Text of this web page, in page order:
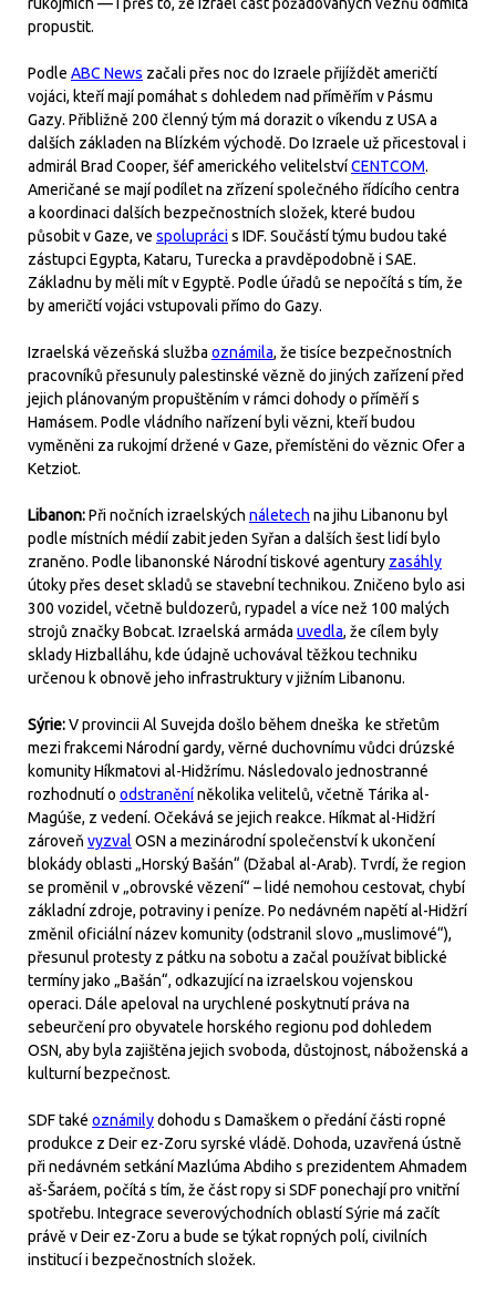
propustit.
Podle ABC News začali přes noc do Izraele přijíždět američtí
vojáci, kteří mají pomáhat s dohledem nad příměřím v Pásmu
Gazy. Přibližně 200 členný tým má dorazit o víkendu z USA a
dalších základen na Blízkém východě. Do Izraele už přicestoval i
admirál Brad Cooper, šéf amerického velitelstvíCENTCOM.
Američané se mají podílet na zřízení společného řídícího centra
a koordinaci dalších bezpečnostních složek, které budou
působit v Gaze, ve spoluprácis IDF. Součástí týmu budou také
zástupci Egypta, Kataru, Turecka a pravděpodobně i SAE.
Základnu by měli mít v Egyptě. Podle úřadů se nepočítá s tím, že
by američtí vojáci vstupovali přímo do Gazy.
Izraelská vězeňská služba oznámila, že tisíce bezpečnostních
pracovníků přesunuly palestinské vězně do jiných zařízení před
jejich plánovaným propuštěním v rámci dohody o příměří s
Hamásem. Podle vládního nařízení byli vězni, kteří budou
vyměněni za rukojmí držené v Gaze, přemístěni do věznic Ofer a
Ketziot.
Libanon:Při nočních izraelských náletech na jihu Libanonu byl
podle místních médií zabit jeden Syřan a dalších šest lidí bylo
zraněno. Podle libanonské Národní tiskové agentury zasáhly
útoky přes deset skladů se stavební technikou. Zničeno bylo asi
300 vozidel, včetně buldozerů, rypadel a více než 100 malých
strojů značky Bobcat. Izraelská armáda uvedla, že cílem byly
sklady Hizballáhu, kde údajně uchovával těžkou techniku
určenou k obnově jeho infrastruktury v jižním Libanonu.
Sýrie:V provincii Al Suvejda došlo během dneška ke střetům
mezi frakcemi Národní gardy, věrné duchovnímu vůdci drúzské
komunity Híkmatovi al-Hidžrímu. Následovalo jednostranné
rozhodnutí o odstraněníněkolika velitelů, včetně Tárika al-
Magúše, z vedení. Očekává se jejich reakce. Híkmat al-Hidžrí
zároveň vyzval OSN a mezinárodní společenství k ukončení
blokády oblasti „Horský Bašán“ (Džabal al-Arab). Tvrdí, že region
se proměnil v „obrovské vězení“ – lidé nemohou cestovat, chybí
základní zdroje, potraviny i peníze. Po nedávném napětí al-Hidžrí
změnil oficiální název komunity (odstranil slovo „muslimové“),
přesunul protesty z pátku na sobotu a začal používat biblické
termíny jako „Bašán“, odkazující na izraelskou vojenskou
operaci. Dále apeloval na urychlené poskytnutí práva na
sebeurčení pro obyvatele horského regionu pod dohledem
OSN, aby byla zajištěna jejich svoboda, důstojnost, náboženská a
kulturní bezpečnost.
SDF také oznámilydohodu s Damaškem o předání části ropné
produkce z Deir ez-Zoru syrské vládě. Dohoda, uzavřená ústně
při nedávném setkání Mazlúma Abdiho s prezidentem Ahmadem
aš-Šaráem, počítá s tím, že část ropy si SDF ponechají pro vnitřní
spotřebu. Integrace severovýchodních oblastí Sýrie má začít
právě v Deir ez-Zoru a bude se týkat ropných polí, civilních
institucí i bezpečnostních složek.